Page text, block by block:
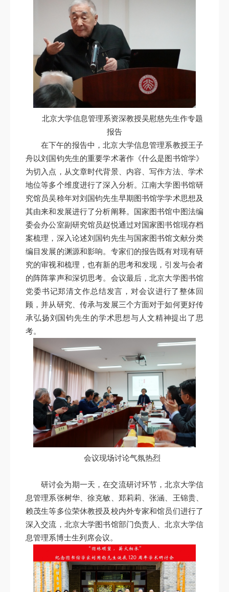
北京大学信息管理系资深教授吴慰慈先生作专题
报告
在下午的报告中，北京大学信息管理系教授王子
舟以刘国钧先生的重要学术著作《什么是图书馆学》
为切入点，从文章时代背景、内容、写作方法、学术
地位等多个维度进行了深入分析。江南大学图书馆研
究馆员吴稌年对刘国钧先生早期图书馆学学术思想及
其由来和发展进行了分析阐释。国家图书馆中图法编
委会办公室副研究馆员赵悦通过对国家图书馆现存档
案梳理，深入论述刘国钧先生与国家图书馆文献分类
编目发展的渊源和影响。专家们的报告既有对现有研
究的审视和梳理，也有新的思考和发现，引发与会者
的阵阵掌声和深切思考。会议最后，北京大学图书馆
党委书记郑清文作总结发言，对会议进行了整体回
顾，并从研究、传承与发展三个方面对于如何更好传
承弘扬刘国钧先生的学术思想与人文精神提出了思
考。
会议现场讨论气氛热烈
研讨会为期一天，在交流研讨环节，北京大学信
息管理系张树华、徐克敏、郑莉莉、张涵、王锦贵、
赖茂生等多位荣休教授及校内外专家和馆员们进行了
深入交流，北京大学图书馆部门负责人、北京大学信
息管理系博士生列席会议。